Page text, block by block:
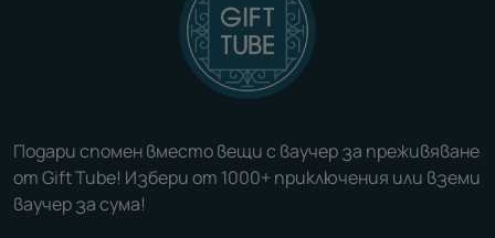
Подари спомен вместо вещи с ваучер за преживяване
от Gift Tube! Избери от 1000+ приключения или вземи
ваучер за сума!